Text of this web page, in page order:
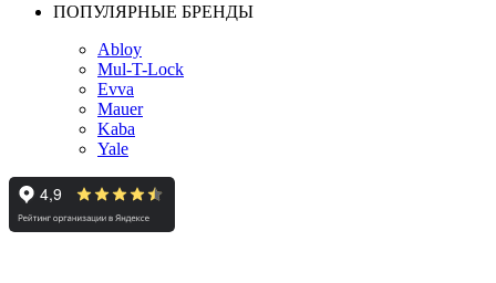
ПОПУЛЯРНЫЕ БРЕНДЫ
Abloy
Mul-T-Lock
Evva
Mauer
Kaba
Yale